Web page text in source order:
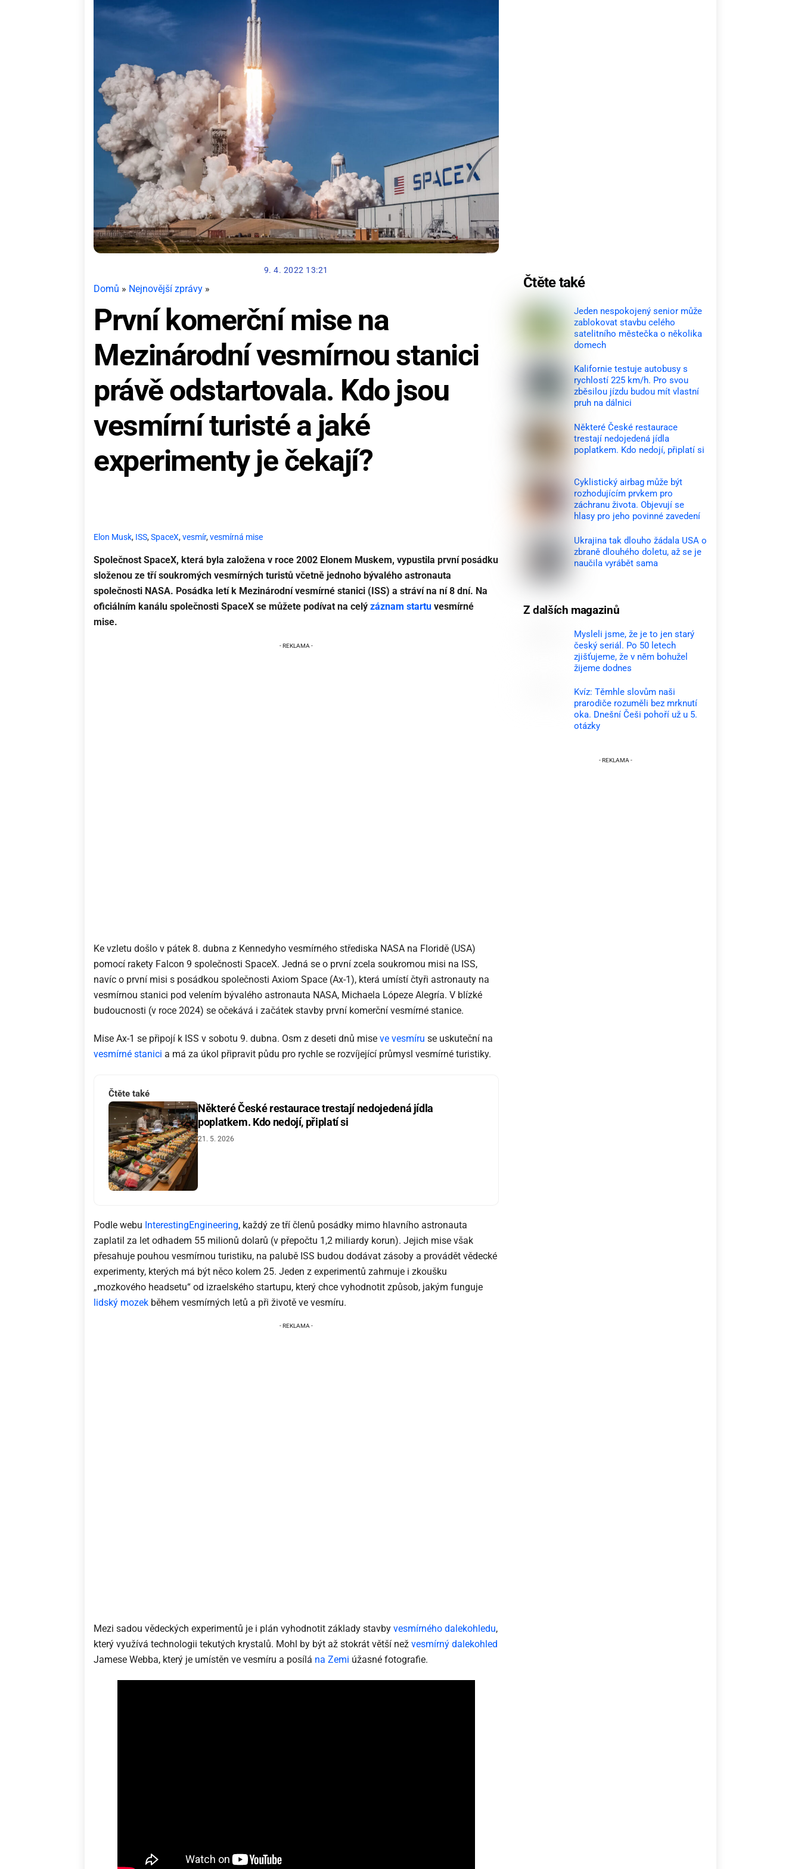
9. 4. 2022 13:21
Domů » Nejnovější zprávy »
První komerční mise na
Mezinárodní vesmírnou stanici
právě odstartovala. Kdo jsou
vesmírní turisté a jaké
experimenty je čekají?
Elon Musk, ISS,SpaceX,vesmír,vesmírná mise
Společnost SpaceX, která byla založena v roce 2002 Elonem Muskem, vypustila první posádku
složenou ze tří soukromých vesmírných turistů včetně jednoho bývalého astronauta
společnosti NASA. Posádka letí k Mezinárodní vesmírné stanici (ISS) a stráví na ní 8 dní. Na
oficiálním kanálu společnosti SpaceX se můžete podívat na celý záznam startu vesmírné
mise.
Ke vzletu došlo v pátek 8. dubna z Kennedyho vesmírného střediska NASA na Floridě (USA)
pomocí rakety Falcon 9 společnosti SpaceX. Jedná se o první zcela soukromou misi na ISS,
navíc o první misi s posádkou společnosti Axiom Space (Ax-1), která umístí čtyři astronauty na
vesmírnou stanici pod velením bývalého astronauta NASA, Michaela Lópeze Alegría. V blízké
budoucnosti (v roce 2024) se očekává i začátek stavby první komerční vesmírné stanice.
Mise Ax-1 se připojí k ISS v sobotu 9. dubna. Osm z deseti dnů mise ve vesmíru se uskuteční na
vesmírné stanici a má za úkol připravit půdu pro rychle se rozvíjející průmysl vesmírné turistiky.
Čtěte také
Některé České restaurace trestají nedojedená jídla
poplatkem. Kdo nedojí, připlatí si
21. 5. 2026
Podle webu InterestingEngineering, každý ze tří členů posádky mimo hlavního astronauta
zaplatil za let odhadem 55 milionů dolarů (v přepočtu 1,2 miliardy korun). Jejich mise však
přesahuje pouhou vesmírnou turistiku, na palubě ISS budou dodávat zásoby a provádět vědecké
experimenty, kterých má být něco kolem 25. Jeden z experimentů zahrnuje i zkoušku
„mozkového headsetu“ od izraelského startupu, který chce vyhodnotit způsob, jakým funguje
lidský mozek během vesmírných letů a při životě ve vesmíru.
Mezi sadou vědeckých experimentů je i plán vyhodnotit základy stavby vesmírného dalekohledu,
který využívá technologii tekutých krystalů. Mohl by být až stokrát větší než vesmírný dalekohled
Jamese Webba, který je umístěn ve vesmíru a posílá na Zemi úžasné fotografie.
Čtěte také
Jeden nespokojený senior může
zablokovat stavbu celého
satelitního městečka o několika
domech
Kalifornie testuje autobusy s
rychlostí 225 km/h. Pro svou
zběsilou jízdu budou mít vlastní
pruh na dálnici
Některé České restaurace
trestají nedojedená jídla
poplatkem. Kdo nedojí, připlatí si
Cyklistický airbag může být
rozhodujícím prvkem pro
záchranu života. Objevují se
hlasy pro jeho povinné zavedení
Ukrajina tak dlouho žádala USA o
zbraně dlouhého doletu, až se je
naučila vyrábět sama
Z dalších magazinů
Mysleli jsme, že je to jen starý
český seriál. Po 50 letech
zjišťujeme, že v něm bohužel
žijeme dodnes
Kvíz: Těmhle slovům naši
prarodiče rozuměli bez mrknutí
oka. Dnešní Češi pohoří už u 5.
otázky